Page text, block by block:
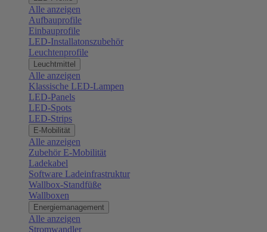
Alle anzeigen
Aufbauprofile
Einbauprofile
LED-Installatonszubehör
Leuchtenprofile
Leuchtmittel
Alle anzeigen
Klassische LED-Lampen
LED-Panels
LED-Spots
LED-Strips
E-Mobilität
Alle anzeigen
Zubehör E-Mobilität
Ladekabel
Software Ladeinfrastruktur
Wallbox-Standfüße
Wallboxen
Energiemanagement
Alle anzeigen
Stromwandler